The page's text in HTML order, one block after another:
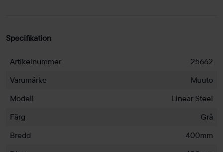
Specifikation
Artikelnummer
25662
Varumärke
Muuto
Modell
Linear Steel
Färg
Grå
Bredd
400mm